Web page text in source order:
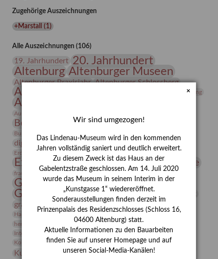
Anton
Ausstellung
Neue
Remise
–
der
Altenburger
Museen"
Zugehörige Auszeichnungen
+Marstall (1 )
Alle Auszeichnungen (106)
19. Jahrhundert 20. Jahrhundert
Altenburg Altenburger Museen
Altenburger Praxisjahr Altenburger Schlossberg
Antike Asta Gröting
Ausstellung
Ausstellung „Vier Winde“
Bernhard August von Lindenau
Burg Posterstein Conrad Felixmüller
digitallabor
Erdmann Julius Dietrich
Erlebnisportal estrusker
Expressionismus Festrede Florenz Fotografie
frauen Frauen in der Antike und heute
Gerhard-Altenbourg-Preis
Gerhard Altenbourg
grafische sammlung
griechische Mythologie
Hanns-Conon von der Gabelentz Heinrich Kirchhoff Heldinnen
herman de vries Humboldt
Insekten
Integriertes Schädlingsmanagement
Italien Jahresempfang
Jubiläum
Kolosseum
Kooperationsausstellung Korkmodelle Kunst
Kunstmuseum Kunstvermittlung Kunst von Kühl
×
Wir sind umgezogen!
Das Lindenau-Museum wird in den kommenden
Jahren vollständig saniert und deutlich erweitert.
Zu diesem Zweck ist das Haus an der
Gabelentzstraße geschlossen. Am 14. Juli 2020
wurde das Museum in seinem Interim in der
„Kunstgasse 1“ wiedereröffnet.
Sonderausstellungen finden derzeit im
Prinzenpalais des Residenzschlosses (Schloss 16,
04600 Altenburg) statt.
Aktuelle Informationen zu den Bauarbeiten
finden Sie auf unserer Homepage und auf
unseren Social-Media-Kanälen!